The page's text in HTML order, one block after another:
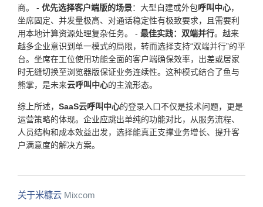
商。 - 优先选择客户端版的场景：大型自建或外包呼叫中心，
坐席固定、并发量极高、对通话稳定性有极致要求，且需要利
用本地计算资源处理复杂任务。 - 最佳实践：双端并行。越来
越多企业意识到单一模式的局限，转而选择支持“双端并行”的平
台。坐席在工位使用功能全面的客户端确保效率，出差或居家
时无缝切换至浏览器版保证业务连续性。这种模式结合了鱼与
熊掌，是未来云呼叫中心的主流形态。
综上所述， SaaS云呼叫中心的登录入口不仅是技术问题，更是
运营策略的体现。企业应跳出单纯的功能对比，从服务流程、
人员结构和成本效益出发，选择能真正支撑业务增长、提升客
户满意度的解决方案。
关于米糠云 Mixcom